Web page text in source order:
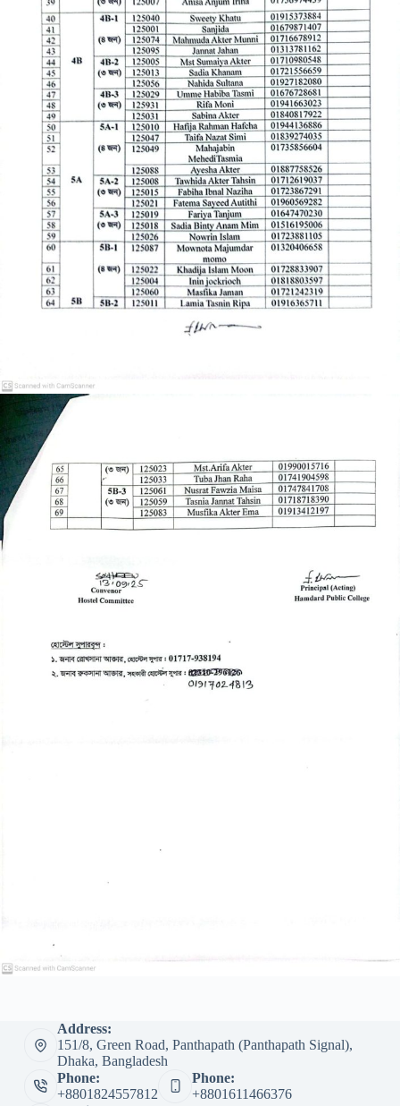
Address:
151/8, Green Road, Panthapath (Panthapath Signal),
Dhaka, Bangladesh
Phone:
+8801824557812
Phone:
+8801611466376